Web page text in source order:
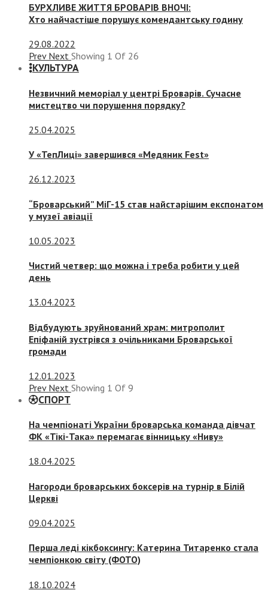
БУРХЛИВЕ ЖИТТЯ БРОВАРІВ ВНОЧІ:
Хто найчастіше порушує комендантську годину
29.08.2022
Prev Next Showing 1 Of 26
КУЛЬТУРА
Незвичний меморіал у центрі Броварів. Сучасне
мистецтво чи порушення порядку?
25.04.2025
У «ТепЛиці» завершився «Медяник Fest»
26.12.2023
“Броварський” МіГ-15 став найстарішим експонатом
у музеї авіації
10.05.2023
Чистий четвер: що можна і треба робити у цей
день
13.04.2023
Відбудують зруйнований храм: митрополит
Епіфаній зустрівся з очільниками Броварської
громади
12.01.2023
Prev Next Showing 1 Of 9
СПОРТ
На чемпіонаті України броварська команда дівчат
ФК «Тікі-Така» перемагає вінницьку «Ниву»
18.04.2025
Нагороди броварських боксерів на турнір в Білій
Церкві
09.04.2025
Перша леді кікбоксингу: Катерина Титаренко стала
чемпіонкою світу (ФОТО)
18.10.2024